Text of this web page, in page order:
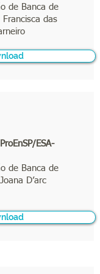
de Banca de
das
ESA-
de Banca de
D’arc